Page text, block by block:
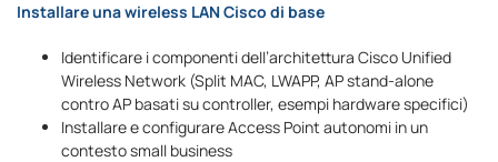
Installare una wireless LAN Cisco di base
Identificare i componenti dell’architettura Cisco Unified
Wireless Network (Split MAC, LWAPP, AP stand-alone
contro AP basati su controller, esempi hardware specifici)
Installare e configurare Access Point autonomi in un
contesto small business